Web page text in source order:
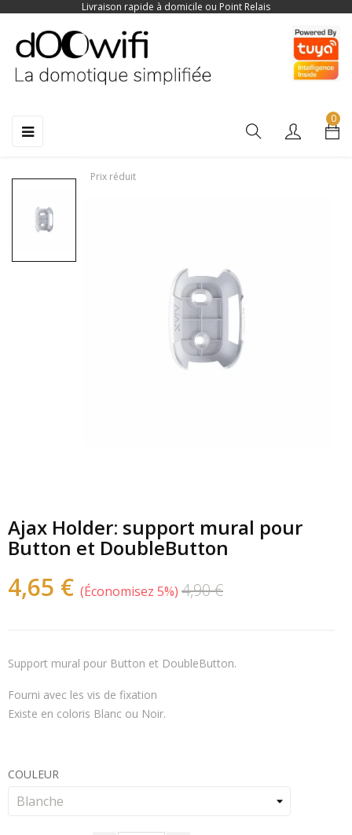
Livraison rapide à domicile ou Point Relais
Basculer
☰
0
Prix réduit
Ajax Holder: support mural pour
Button et DoubleButton
4,65 € Économisez 5% 4,90 €
Support mural pour Button et DoubleButton.
Fourni avec les vis de fixation
Existe en coloris Blanc ou Noir.
COULEUR